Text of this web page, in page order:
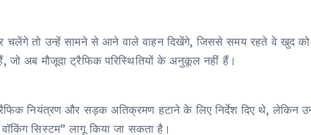
चलेंगे तो उन्हें सामने से आने वाले वाहन दिखेंगे, जिससे समय रहते वे खुद
जो अब मौजूदा ट्रैफिक परिस्थितियों के अनुकूल नहीं हैं।
नियंत्रण और सड़क अतिक्रमण हटाने के लिए निर्देश दिए थे,
सिस्टम” लागू किया जा सकता है।